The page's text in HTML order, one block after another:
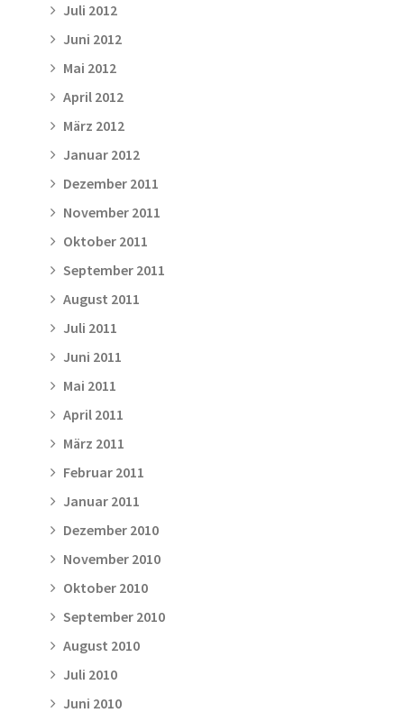
Juli 2012
Juni 2012
Mai 2012
April 2012
März 2012
Januar 2012
Dezember 2011
November 2011
Oktober 2011
September 2011
August 2011
Juli 2011
Juni 2011
Mai 2011
April 2011
März 2011
Februar 2011
Januar 2011
Dezember 2010
November 2010
Oktober 2010
September 2010
August 2010
Juli 2010
Juni 2010